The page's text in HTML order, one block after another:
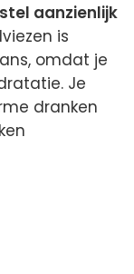
aanzienlijk
is
omdat je
Je
dranken